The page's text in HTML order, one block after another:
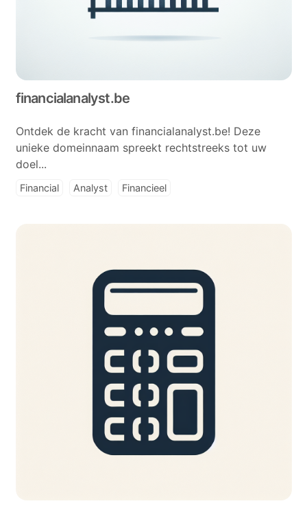
financialanalyst.be
Ontdek de kracht van financialanalyst.be! Deze
unieke domeinnaam spreekt rechtstreeks tot uw
doel...
Financial Analyst Financieel